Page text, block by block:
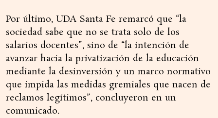
Por último, UDA Santa Fe remarcó que “la
sociedad sabe que no se trata solo de los
salarios docentes”, sino de “la intención de
avanzar hacia la privatización de la educación
mediante la desinversión y un marco normativo
que impida las medidas gremiales que nacen de
reclamos legítimos”, concluyeron en un
comunicado.